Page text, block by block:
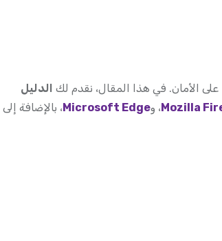
الأمان. في هذا المقال، نقدم لك الدليل
Mozilla، وMicrosoft Edge، بالإضافة إلى